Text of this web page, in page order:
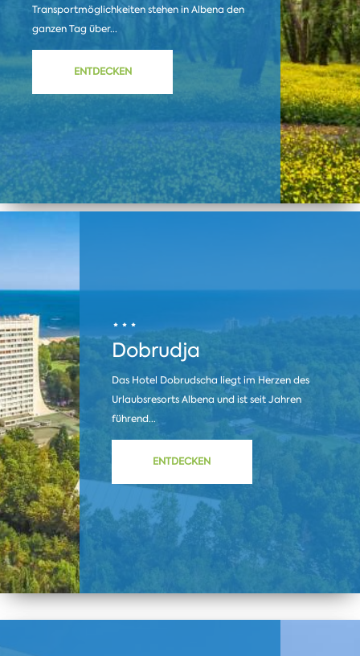
Transportmöglichkeiten stehen in Albena den
ganzen Tag über...
ENTDECKEN
Dobrudja
Das Hotel Dobrudscha liegt im Herzen des
Urlaubsresorts Albena und ist seit Jahren
führend...
ENTDECKEN